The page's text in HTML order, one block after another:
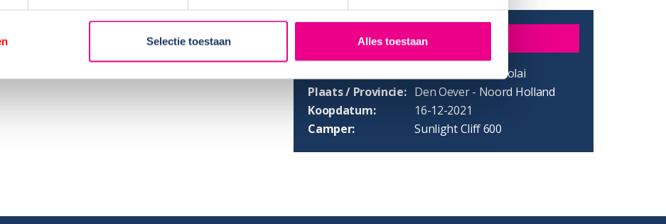
Selectie toestaan Alles toestaan
Pieter en Rikie Nicolai
Plaats / Provincie: Den Oever - Noord Holland
Koopdatum:
16-12-2021
Camper:
Sunlight Cliff 600